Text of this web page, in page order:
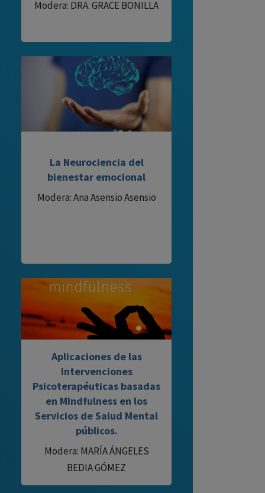
Modera: DRA. GRACE BONILLA
La Neurociencia del
bienestar emocional
Modera: Ana Asensio Asensio
Aplicaciones de las
Intervenciones
Psicoterapéuticas basadas
en Mindfulness en los
Servicios de Salud Mental
públicos.
Modera: MARÍA ÁNGELES
BEDIA GÓMEZ